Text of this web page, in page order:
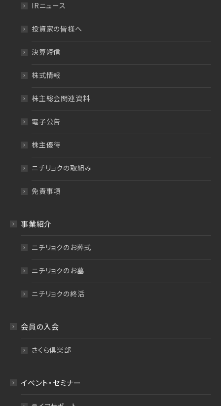
IRニュース
投資家の皆様へ
決算短信
株式情報
株主総会関連資料
電子公告
株主優待
ニチリョクの取組み
免責事項
事業紹介
ニチリョクのお葬式
ニチリョクのお墓
ニチリョクの終活
会員の入会
さくら倶楽部
イベント・セミナー